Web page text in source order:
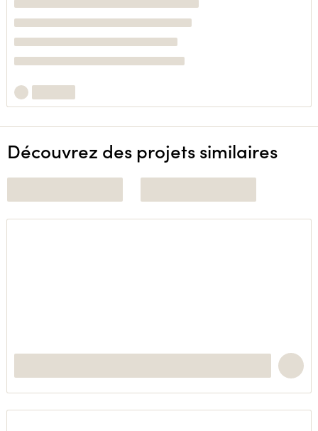
Découvrez des projets similaires